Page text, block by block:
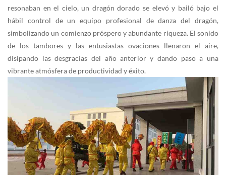
resonaban en el cielo, un dragón dorado se elevó y bailó bajo el
hábil control de un equipo profesional de danza del dragón,
simbolizando un comienzo próspero y abundante riqueza. El sonido
de los tambores y las entusiastas ovaciones llenaron el aire,
disipando las desgracias del año anterior y dando paso a una
vibrante atmósfera de productividad y éxito.